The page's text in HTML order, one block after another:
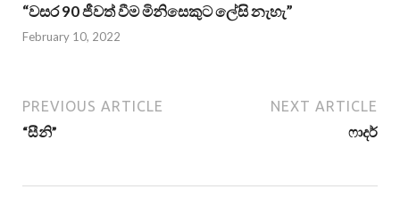
“වසර 90 ජීවත් වීම මිනිසෙකුට ලේසි නැහැ”
February 10, 2022
PREVIOUS ARTICLE
“සීනි”
NEXT ARTICLE
ෆාදර්